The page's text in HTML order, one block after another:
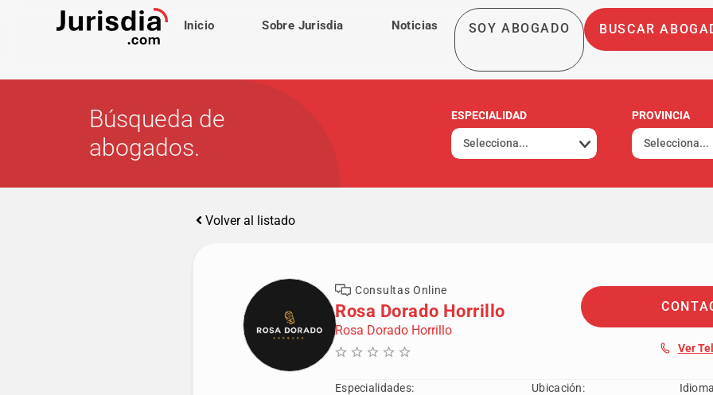
Inicio Sobre Jurisdia Noticias SOY ABOGADO BUSCAR
Búsqueda de
abogados.
ESPECIALIDAD PROVINCIA
Volver al listado
Consultas Online
Rosa Dorado Horrillo
Rosa Dorado Horrillo
Ver
Especialidades:
Ubicación: